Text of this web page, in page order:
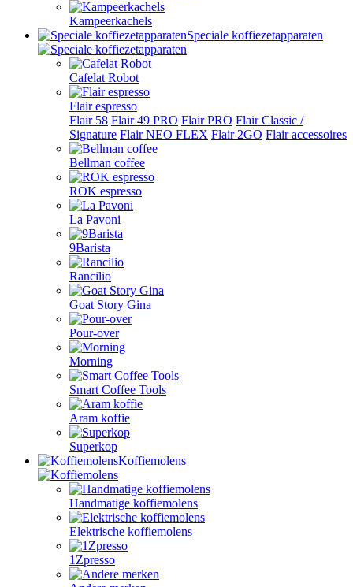
Kampeerkachels
Speciale koffiezetapparaten
Cafelat Robot
Flair espresso
Flair 58 Flair 49 PRO Flair PRO Flair Classic /
Signature Flair NEO FLEX Flair 2GO Flair accessoires
Bellman coffee
ROK espresso
La Pavoni
9Barista
Rancilio
Goat Story Gina
Pour-over
Morning
Smart Coffee Tools
Aram koffie
Superkop
Koffiemolens
Handmatige koffiemolens
Elektrische koffiemolens
1Zpresso